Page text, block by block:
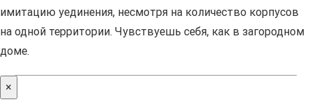
имитацию уединения, несмотря на количество корпусов
на одной территории. Чувствуешь себя, как в загородном
доме.
×